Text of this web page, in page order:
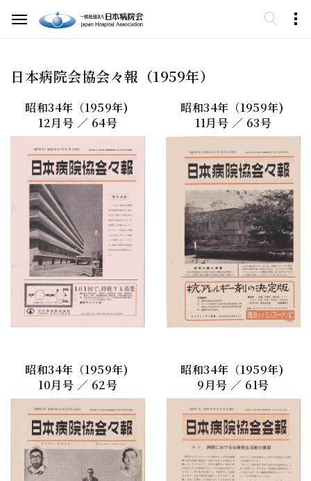
日本病院会協会々報（1959年）
昭和34年（1959年)
12月号 ／ 64号
昭和34年（1959年)
11月号 ／ 63号
昭和34年（1959年)
10月号 ／ 62号
昭和34年（1959年)
9月号 ／ 61号